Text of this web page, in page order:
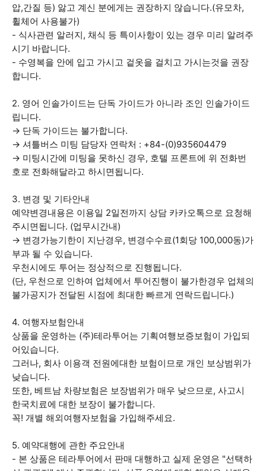
압,간질 등) 앓고 계신 분에게는 권장하지 않습니다.(유모차,
휠체어 사용불가)
- 식사관련 알러지, 채식 등 특이사항이 있는 경우 미리 알려주
시기 바랍니다.
- 수영복을 안에 입고 가시고 겉옷을 걸치고 가시는것을 권장
합니다.
2. 영어 인솔가이드는 단독 가이드가 아니라 조인 인솔가이드
립니다.
→ 단독 가이드는 불가합니다.
→ 셔틀버스 미팅 담당자 연락처 : +84-(0)935604479
→ 미팅시간에 미팅을 못하신 경우, 호텔 프론트에 위 전화번
호로 전화해달라고 하시면됩니다.
3. 변경 및 기타안내
예약변경내용은 이용일 2일전까지 상담 카카오톡으로 요청해
주시면됩니다. (업무시간내)
→ 변경가능기한이 지난경우, 변경수수료(1회당 100,000동)가
부과 될 수 있습니다.
우천시에도 투어는 정상적으로 진행됩니다.
(단, 우천으로 인하여 업체에서 투어진행이 불가한경우 업체의
불가공지가 전달된 시점에 최대한 빠르게 연락드립니다.)
4. 여행자보험안내
상품을 운영하는 (주)테라투어는 기획여행보증보험이 가입되
어있습니다.
그러나, 회사 이용객 전원에대한 보험이므로 개인 보상범위가
낮습니다.
또한, 베트남 차량보험은 보장범위가 매우 낮으므로, 사고시
한국치료에 대한 보장이 불가합니다.
꼭! 개별 해외여행자보험을 가입해주세요.
5. 예약대행에 관한 주요안내
- 본 상품은 테라투어에서 판매 대행하고 실제 운영은 "선택하